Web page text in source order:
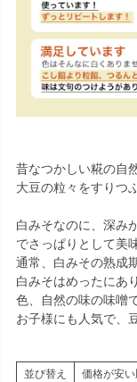
昔なつかしい糀の自
大豆の粒々をすりつ
白みそなのに、深み
でさっぱりとして美
通常、白みその熟成
白みそはめったにあ
色、自然の味の味噌
お子様にも人気で、
並び替え 価格が安